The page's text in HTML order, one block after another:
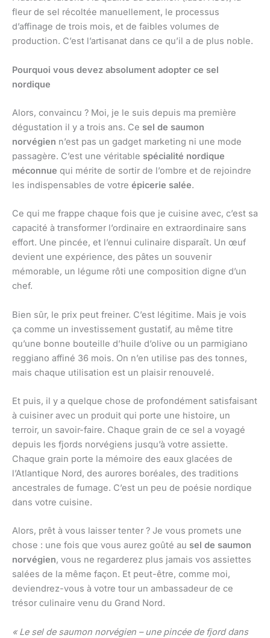
fleur de sel récoltée manuellement, le processus
d’affinage de trois mois, et de faibles volumes de
production. C’est l’artisanat dans ce qu’il a de plus noble.
Pourquoi vous devez absolument adopter ce sel
nordique
Alors, convaincu ? Moi, je le suis depuis ma première
dégustation il y a trois ans. Ce sel de saumon
norvégien n’est pas un gadget marketing ni une mode
passagère. C’est une véritable spécialité nordique
méconnue qui mérite de sortir de l’ombre et de rejoindre
les indispensables de votre épicerie salée.
Ce qui me frappe chaque fois que je cuisine avec, c’est sa
capacité à transformer l’ordinaire en extraordinaire sans
effort. Une pincée, et l’ennui culinaire disparaît. Un œuf
devient une expérience, des pâtes un souvenir
mémorable, un légume rôti une composition digne d’un
chef.
Bien sûr, le prix peut freiner. C’est légitime. Mais je vois
ça comme un investissement gustatif, au même titre
qu’une bonne bouteille d’huile d’olive ou un parmigiano
reggiano affiné 36 mois. On n’en utilise pas des tonnes,
mais chaque utilisation est un plaisir renouvelé.
Et puis, il y a quelque chose de profondément satisfaisant
à cuisiner avec un produit qui porte une histoire, un
terroir, un savoir-faire. Chaque grain de ce sel a voyagé
depuis les fjords norvégiens jusqu’à votre assiette.
Chaque grain porte la mémoire des eaux glacées de
l’Atlantique Nord, des aurores boréales, des traditions
ancestrales de fumage. C’est un peu de poésie nordique
dans votre cuisine.
Alors, prêt à vous laisser tenter ? Je vous promets une
chose : une fois que vous aurez goûté au sel de saumon
norvégien, vous ne regarderez plus jamais vos assiettes
salées de la même façon. Et peut-être, comme moi,
deviendrez-vous à votre tour un ambassadeur de ce
trésor culinaire venu du Grand Nord.
« Le sel de saumon norvégien – une pincée de fjord dans